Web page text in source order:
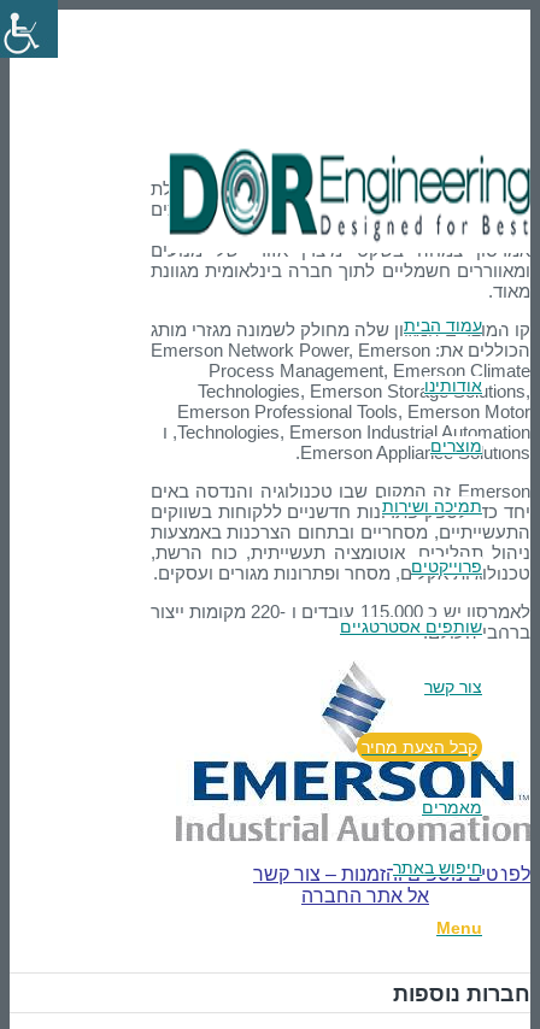
עמוד הבית
אודותינו
מוצרים
תמיכה ושירות
פרוייקטים
שותפים אסטרטגיים
צור קשר
קבל הצעת מחיר
מאמרים
חיפוש באתר
Menu
Emerson
Emerson—לשעבר Emerson Electric Co. פועלת
כיום כאחד מסיפורי ההצלחה העסקית הנערצים
ביותר באמריקה בתחום הייצור
אמרסון צמחה בשקט מיצרן אזורי של מנועים
ומאווררים חשמליים לתוך חברה בינלאומית מגוונת
מאוד.
קו המוצרים המגוון שלה מחולק לשמונה מגזרי מותג
הכוללים את: Emerson Network Power, Emerson
Process Management, Emerson Climate
Technologies, Emerson Storage Solutions,
Emerson Professional Tools, Emerson Motor
Technologies, Emerson Industrial Automation, ו
Emerson Appliance Solutions.
Emerson זה המקום שבו טכנולוגיה והנדסה באים
יחד כדי לספק פתרונות חדשניים ללקוחות בשווקים
התעשייתיים, מסחריים ובתחום הצרכנות באמצעות
ניהול תהליכים, אוטומציה תעשייתית, כוח הרשת,
טכנולוגיות אקלים, מסחר ופתרונות מגורים ועסקים.
לאמרסון יש כ 115,000 עובדים ו -220 מקומות ייצור
ברחבי העולם.
לפרטים נוספים והזמנות – צור קשר
אל אתר החברה
חברות נוספות